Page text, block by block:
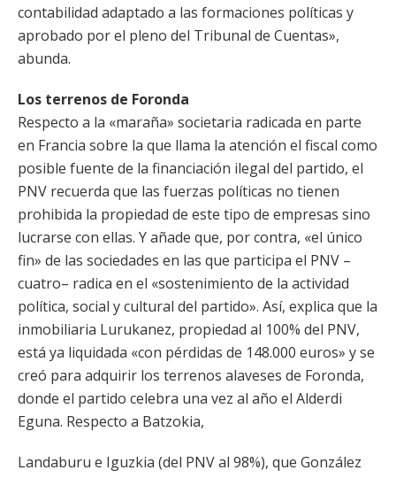
contabilidad adaptado a las formaciones políticas y
aprobado por el pleno del Tribunal de Cuentas»,
abunda.
Los terrenos de Foronda
Respecto a la «maraña» societaria radicada en parte
en Francia sobre la que llama la atención el fiscal como
posible fuente de la financiación ilegal del partido, el
PNV recuerda que las fuerzas políticas no tienen
prohibida la propiedad de este tipo de empresas sino
lucrarse con ellas. Y añade que, por contra, «el único
fin» de las sociedades en las que participa el PNV –
cuatro– radica en el «sostenimiento de la actividad
política, social y cultural del partido». Así, explica que la
inmobiliaria Lurukanez, propiedad al 100% del PNV,
está ya liquidada «con pérdidas de 148.000 euros» y se
creó para adquirir los terrenos alaveses de Foronda,
donde el partido celebra una vez al año el Alderdi
Eguna. Respecto a Batzokia,
Landaburu e Iguzkia (del PNV al 98%), que González